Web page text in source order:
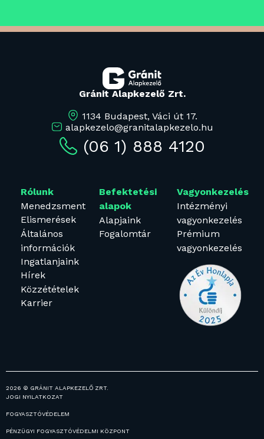
Gránit Alapkezelő Zrt.
1134 Budapest, Váci út 17.
alapkezelo@granitalapkezelo.hu
(06 1) 888 4120
Rólunk
Menedzsment
Elismerések
Általános
információk
Ingatlanjaink
Hírek
Közzétételek
Karrier
Befektetési
alapok
Alapjaink
Fogalomtár
Vagyonkezelés
Intézményi
vagyonkezelés
Prémium
vagyonkezelés
2026 © GRÁNIT ALAPKEZELŐ ZRT.
JOGI NYILATKOZAT
FOGYASZTÓVÉDELEM
PÉNZÜGYI FOGYASZTÓVÉDELMI KÖZPONT